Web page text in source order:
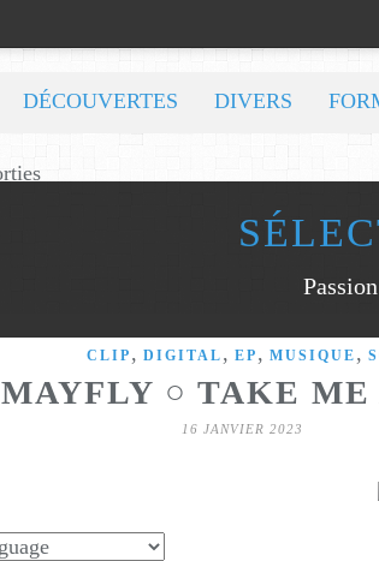
DÉCOUVERTES DIVERS
CLIP , DIGITAL , EP , MUSIQUE ,
MAYFLY ○ TAKE ME
16 JANVIER 2023